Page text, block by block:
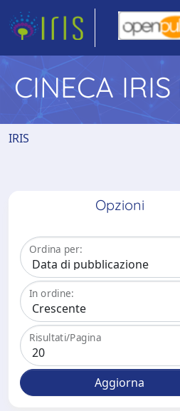
CINECA IRIS
IRIS
Opzioni
Ordina per:
In ordine:
Risultati/Pagina